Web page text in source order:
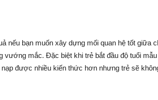
nếu bạn muốn xây dựng mối quan hệ tốt giữa
mắc. Đặc biệt khi trẻ bắt đầu độ tuổi
được nhiều kiến thức hơn nhưng trẻ sẽ